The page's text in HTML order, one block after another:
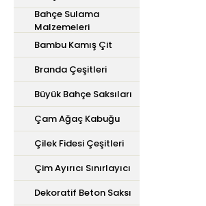
Bahçe Sulama
Malzemeleri
Bambu Kamış Çit
Branda Çeşitleri
Büyük Bahçe Saksıları
Çam Ağaç Kabuğu
Çilek Fidesi Çeşitleri
Çim Ayırıcı Sınırlayıcı
Dekoratif Beton Saksı